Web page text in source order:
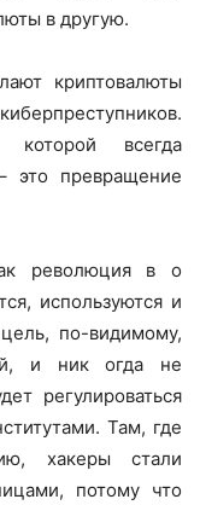
в другую.
криптовалюты
всегда
это превращение
революция в о
используются и
по-видимому,
и ник огда не
регулироваться
Там, где
хакеры стали
потому что